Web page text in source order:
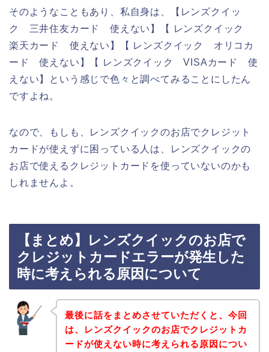
そのようなこともあり、私自身は、【レンズクイッ
ク 三井住友カード 使えない】【 レンズクイック
楽天カード 使えない】【 レンズクイック オリコカ
ード 使えない】【 レンズクイック VISAカード 使
えない】という感じで色々と調べてみることにしたん
ですよね。
なので、もしも、レンズクイックのお店でクレジット
カードが使えずに困っている人は、レンズクイックの
お店で使えるクレジットカードを使っていないのかも
しれませんよ。
【まとめ】レンズクイックのお店で
クレジットカードエラーが発生した
時に考えられる原因について
最後に話をまとめさせていただくと、今回
は、レンズクイックのお店でクレジットカ
ードが使えない時に考えられる原因につい